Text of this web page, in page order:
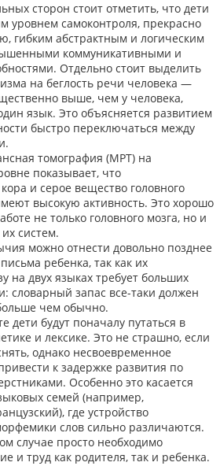
сторон стоит отметить, что дети
уровнем самоконтроля, прекрасно
гибким абстрактным и логическим
коммуникативными и
Отдельно стоит выделить
на беглость речи человека —
выше, чем у человека,
язык. Это объясняется развитием
быстро переключаться между
томография (МРТ) на
показывает, что
и серое вещество головного
высокую активность. Это хорошо
не только головного мозга, но и
систем.
можно отнести довольно позднее
ребенка, так как их
на двух языках требует больших
словарный запас все-таки должен
чем обычно.
дети будут поначалу путаться в
и лексике. Это не страшно, если
однако несвоевременное
к задержке развития по
Особенно это касается
семей (например,
где устройство
слов сильно различаются.
случае просто необходимо
и труд как родителя, так и ребенка.